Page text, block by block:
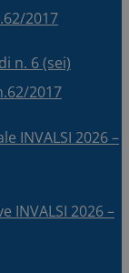
2017
n. 6 (sei)
2017
INVALSI 2026 –
INVALSI 2026 –